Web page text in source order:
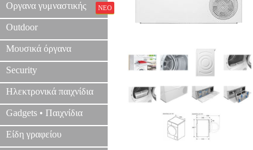
Οργανα γυμναστικής ΝΕΟ
Outdoor
Μουσικά όργανα
Security
Ηλεκτρονικά παιχνίδια
Gadgets • Παιχνίδια
Είδη γραφείου